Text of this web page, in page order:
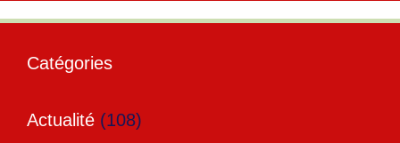
Catégories
Actualité (108)